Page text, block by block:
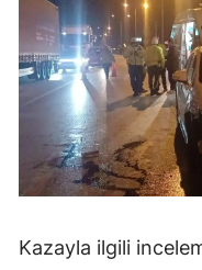
Kazayla ilgili